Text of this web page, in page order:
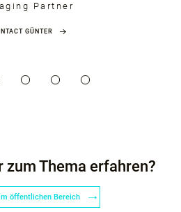
Partner
GÜNTER
zum Thema erfahren?
öffentlichen Bereich